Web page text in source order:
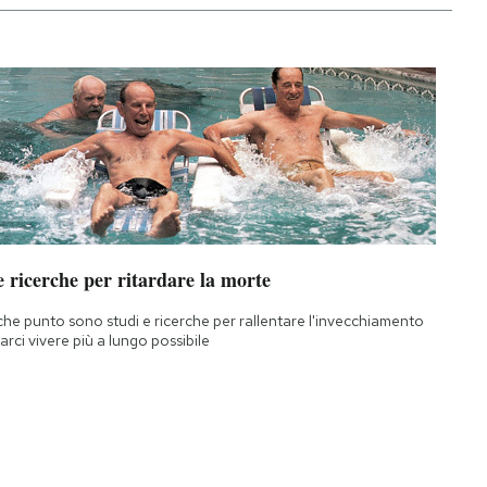
ricerche per ritardare la morte
punto sono studi e ricerche per rallentare l'invecchiamento
vivere più a lungo possibile